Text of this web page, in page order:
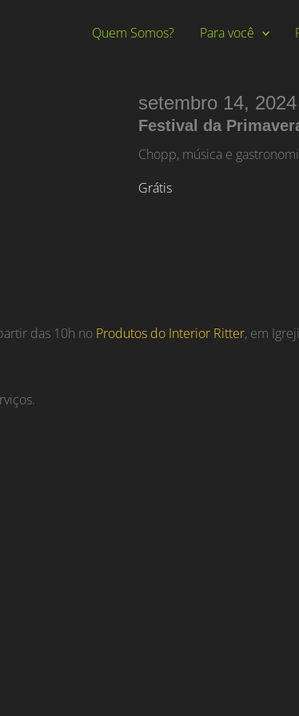
Quem Somos? Para você
setembro 14, 2024
Festival da
Chopp, música e
Grátis
das 10h no Produtos do Interior Ritter, em